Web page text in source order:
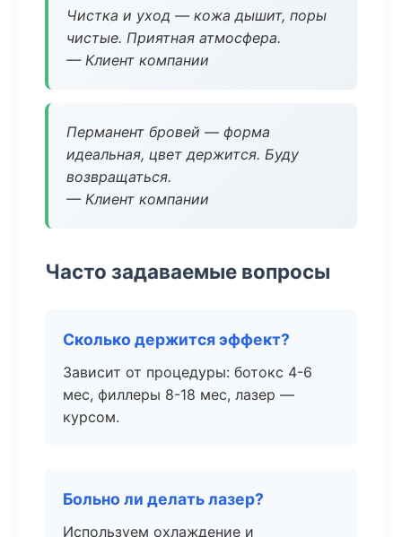
Чистка и уход — кожа дышит, поры
чистые. Приятная атмосфера.
— Клиент компании
Перманент бровей — форма
идеальная, цвет держится. Буду
возвращаться.
— Клиент компании
Часто задаваемые вопросы
Сколько держится эффект?
Зависит от процедуры: ботокс 4-6
мес, филлеры 8-18 мес, лазер —
курсом.
Больно ли делать лазер?
Используем охлаждение и